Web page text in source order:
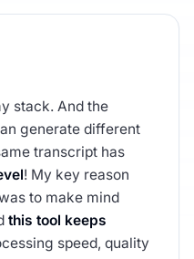
stack. And the
generate different
transcript has
! My key reason
to make mind
this tool keeps
speed, quality